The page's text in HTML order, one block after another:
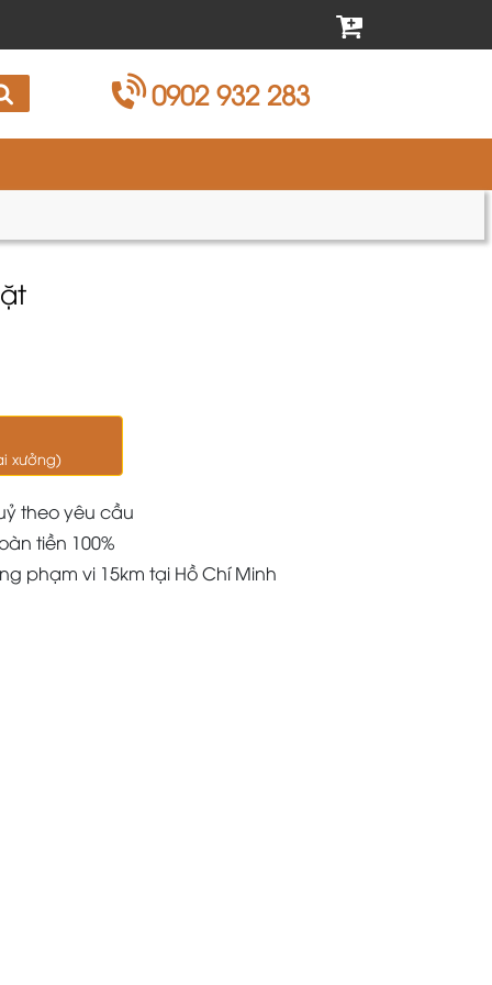
0902 932 283
xưởng)
theo yêu cầu
tiền 100%
phạm vi 15km tại Hồ Chí Minh